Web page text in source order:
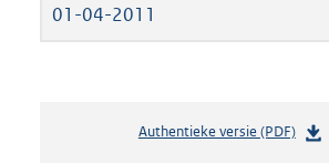
01-04-2011
Authentieke versie (PDF)b